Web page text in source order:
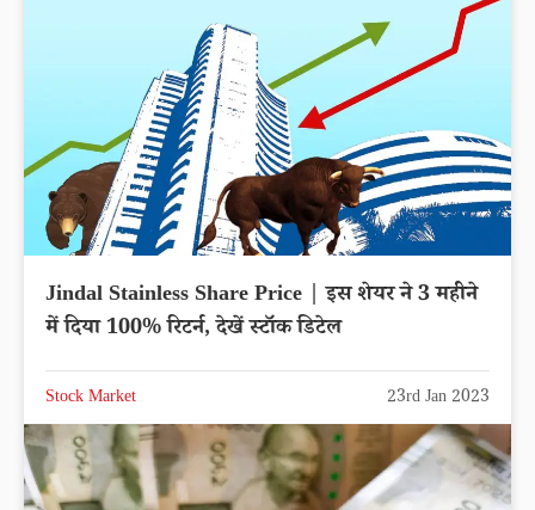
Jindal Stainless Share Price | इस शेयर ने 3 महीने
में दिया 100% रिटर्न, देखें स्टॉक डिटेल
Stock Market 23rd Jan 2023